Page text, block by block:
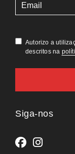
(Obrigatório)
Autorizo a
descritos na
Siga-nos